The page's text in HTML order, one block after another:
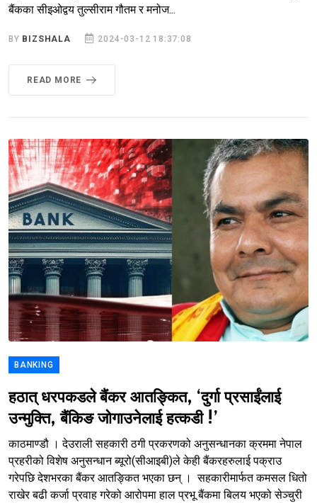
बैंकका सीइओद्वय तुल्सीराम गौतम र मनोज...
BY BIZSHALA 2024-03-12 18:37:08
READ MORE
BANKING
हठात् धरपकडले बैंकर आतङ्कित, ‘दुर्गा प्रसाईंलाई
उन्मुक्ति, बैंकिङ जोगाउनेलाई हत्कडी !’
काठमाण्डौ । देउराली सहकारी ठगी प्रकरणको अनुसन्धानका क्रममा नेपाल
प्रहरीको विशेष अनुसन्धान ब्यूरो(सीआइबी)ले केही बैंकरहरुलाई पक्राउ
गरेपछि देशभरका बैंकर आतङ्कित भएका छन् । सहकारीमार्फत कमसल धितो
राखेर बढी कर्जा प्रवाह गरेको आरोपमा हाल प्रभू बैंकमा बिलय भएको सेञ्चुरी